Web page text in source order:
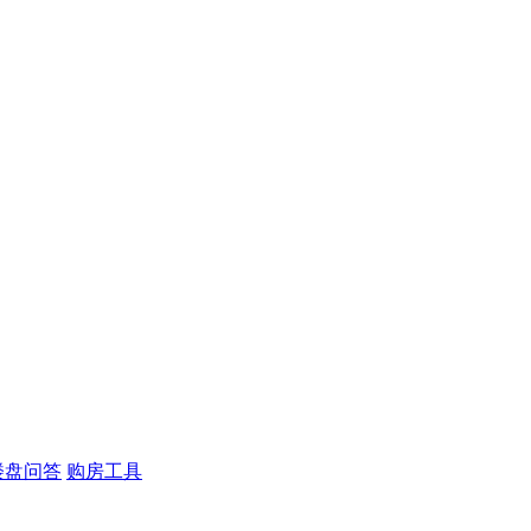
盘问答 购房工具